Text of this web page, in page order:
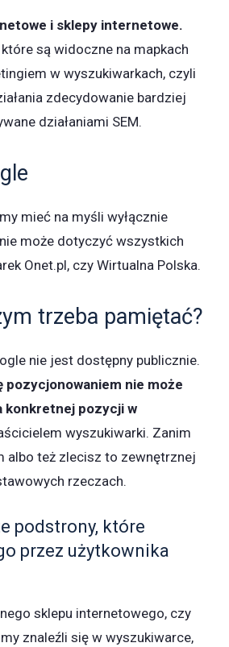
i sklepy internetowe.
są widoczne na mapkach
w wyszukiwarkach, czyli
zdecydowanie bardziej
działaniami SEM.
mieć na myśli wyłącznie
może dotyczyć wszystkich
Onet.pl, czy Wirtualna Polska.
trzeba pamiętać?
nie jest dostępny publicznie.
pozycjonowaniem nie może
konkretnej pozycji w
wyszukiwarki. Zanim
albo też zlecisz to zewnętrznej
rzeczach.
podstrony, które
przez użytkownika
sklepu internetowego, czy
znaleźli się w wyszukiwarce,